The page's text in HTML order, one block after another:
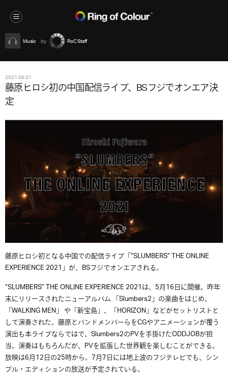
Music RoC Staff
2021.06.01
藤原ヒロシ初の中国配信ライブ、BSフジでオンエア決
定
藤原ヒロシ初となる中国での配信ライブ「”SLUMBERS” THE ONLINE
EXPERIENCE 2021」が、BSフジでオンエアされる。
”SLUMBERS” THE ONLINE EXPERIENCE 2021は、5月16日に開催。昨年
末にリリースされたニューアルバム 「Slumbers2」の楽曲をはじめ、
「WALKING MEN」 や「新宝島」、「HORIZON」などがセットリストと
して演奏された。藤原とバンドメンバーらをCGやアニメーションが覆う
演出も本ライブならではで、Slumbers2のPVを手掛けたODDJOBが担
当。演奏はもちろんだが、PVを拡張した世界観を楽しむことができる。
放映は6月12日の25時から。7月7日には地上波のフジテレビでも、シン
プル・エディションの放送が予定されている。